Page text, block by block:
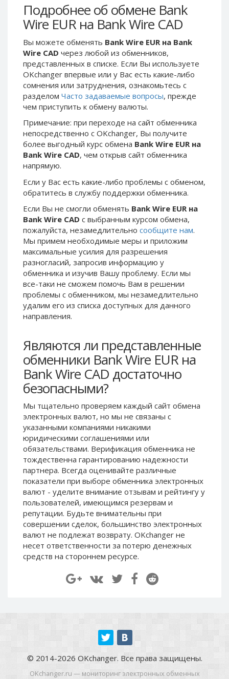
Подробнее об обмене Bank
Wire EUR на Bank Wire CAD
Вы можете обменять Bank Wire EUR на Bank
Wire CAD через любой из обменников,
представленных в списке. Если Вы используете
OKchanger впервые или у Вас есть какие-либо
сомнения или затруднения, ознакомьтесь с
разделом Часто задаваемые вопросы, прежде
чем приступить к обмену валюты.
Примечание: при переходе на сайт обменника
непосредственно c OKchanger, Вы получите
более выгодный курс обмена Bank Wire EUR на
Bank Wire CAD, чем открыв сайт обменника
напрямую.
Если у Вас есть какие-либо проблемы с обменом,
обратитесь в службу поддержки обменника.
Если Вы не смогли обменять Bank Wire EUR на
Bank Wire CAD с выбранным курсом обмена,
пожалуйста, незамедлительно сообщите нам.
Мы примем необходимые меры и приложим
максимальные усилия для разрешения
разногласий, запросив информацию у
обменника и изучив Вашу проблему. Если мы
все-таки не сможем помочь Вам в решении
проблемы c обменником, мы незамедлительно
удалим его из списка доступных для данного
направления.
Являются ли представленные
обменники Bank Wire EUR на
Bank Wire CAD достаточно
безопасными?
Мы тщательно проверяем каждый сайт обмена
электронных валют, но мы не связаны c
указанными компаниями никакими
юридическими соглашениями или
обязательствами. Верификация обменника не
тождественна гарантированию надежности
партнера. Всегда оценивайте различные
показатели при выборе обменника электронных
валют - уделите внимание отзывам и рейтингу у
пользователей, имеющимся резервам и
репутации. Будьте внимательны при
совершении сделок, большинство электронных
валют не подлежат возврату. OKchanger не
несет ответственности за потерю денежных
средств на стороннем ресурсе.
Webmoney WMX
Webmoney WMB
Skril EUR
Skril INR
Skril PLN
Skril GBP
Skril AUD
Skril NOK
Skril SEK
Paxum USD
Paxum EUR
Epay USD
Epay EUR
Phone Balance RUB
Phone Balance UAH
Phone Balance AMD
Neteller USD
Neteller EUR
Neteller INR
Neteller PLN
Neteller GBP
Neteller SEK
PaySera USD
PaySera EUR
AliPay CNY
UnionPay CNY
Paymer USD
Paymer RUB
Paymer UAH
Capitalist RUB
Capitalist EUR
Payoneer USD
Payoneer EUR
Revolut Binance USD
Piastrix USD
Piastrix EUR
Webmoney WMX
Webmoney WMB
Skril USD
Skril EUR
Skril INR
Skril PLN
Skril GBP
Skril NOK
Skril SEK
Paxum USD
Epay USD
Phone Balance RUB
Phone Balance UAH
Phone Balance AMD
Neteller USD
Neteller EUR
Neteller INR
Neteller PLN
Neteller SEK
PaySera USD
PaySera EUR
AliPay CNY
UnionPay CNY
Paymer USD
Paymer RUB
Paymer UAH
Capitalist USD
Capitalist RUB
Capitalist EUR
Payoneer USD
Payoneer EUR
(BUSD)
Revolut USD
Piastrix RUB
Piastrix USD
Piastrix EUR
© 2014-2026 OKchanger. Все права защищены.
OKchanger.ru — мониторинг электронных обменных